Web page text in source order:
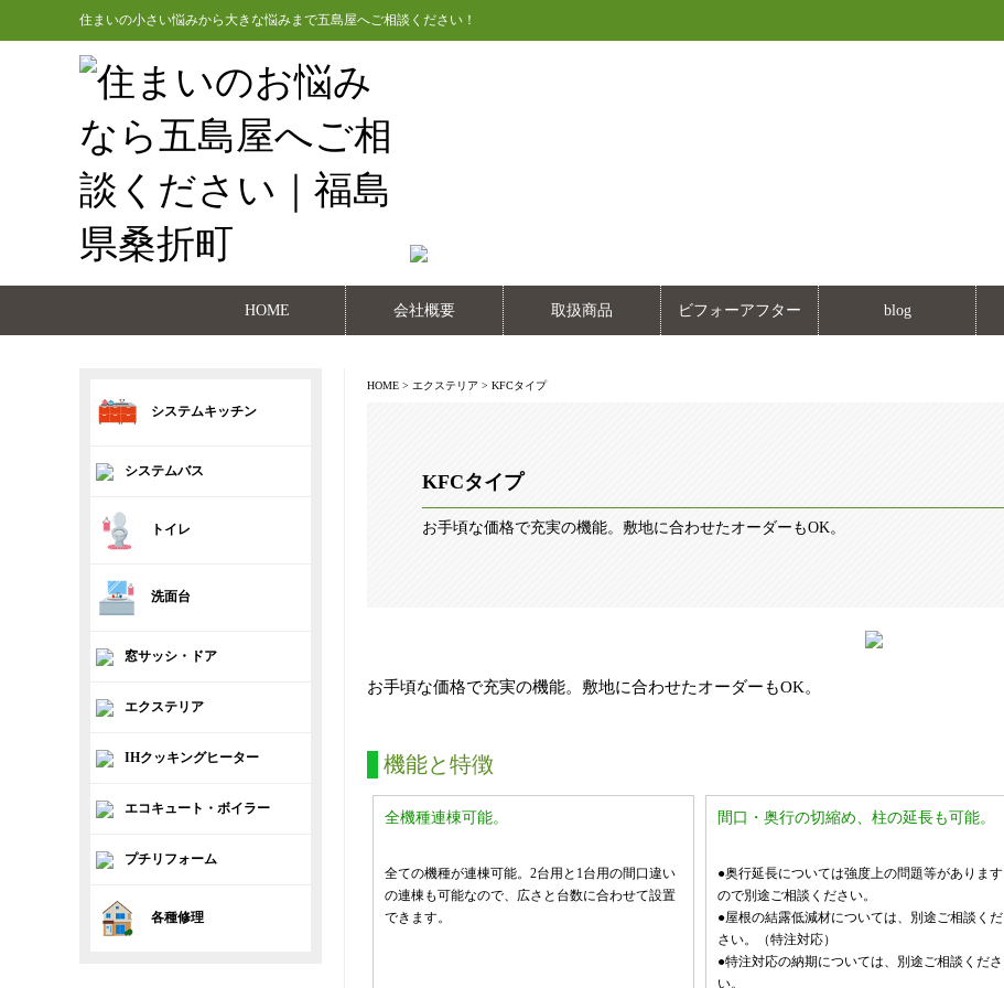
住まいの小さい悩みから大きな悩みまで五島屋へご相談ください！
HOME 会社概要 取扱商品 ビフォーアフター blog
システムキッチン
システムバス
トイレ
洗面台
窓サッシ・ドア
エクステリア
IHクッキングヒーター
エコキュート・ボイラー
プチリフォーム
各種修理
HOME > エクステリア > KFCタイプ
KFCタイプ
お手頃な価格で充実の機能。敷地に合わせたオーダーもOK。
お手頃な価格で充実の機能。敷地に合わせたオーダーもOK。
機能と特徴
全機種連棟可能。
全ての機種が連棟可能。2台用と1台用の間口違い
の連棟も可能なので、広さと台数に合わせて設置
できます。
間口・奥行の切縮め、柱の延長も可能。
●奥行延長については強度上の問題等があります
ので別途ご相談ください。
●屋根の結露低減材については、別途ご相談くだ
さい。（特注対応）
●特注対応の納期については、別途ご相談くださ
い。